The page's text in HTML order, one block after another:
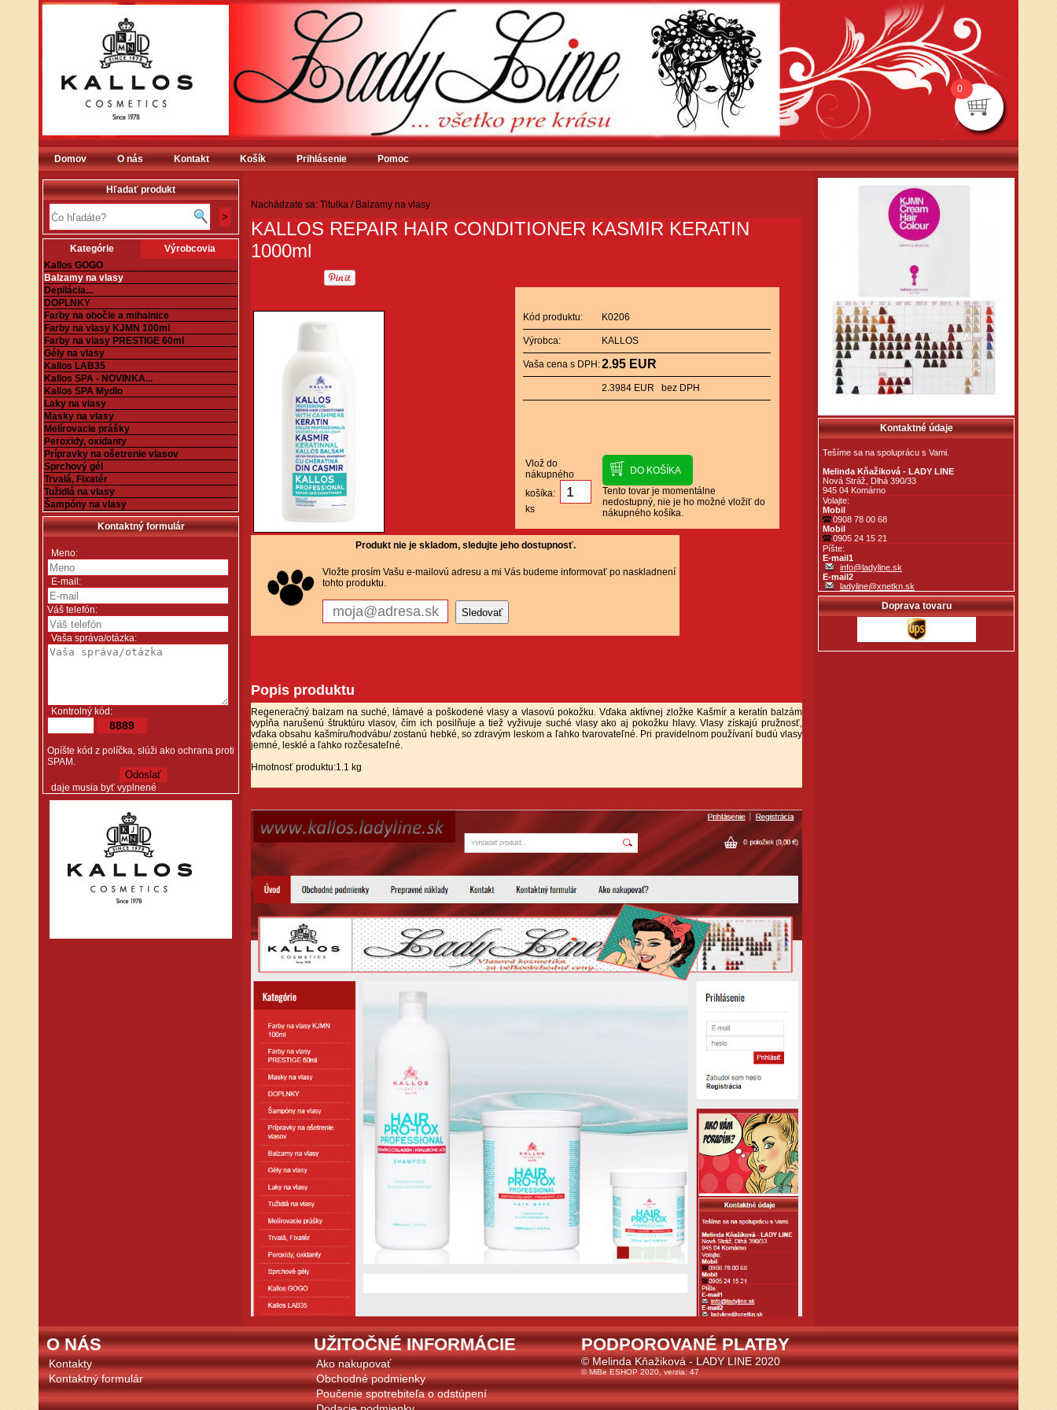
0
Domov O nás Kontakt Košík Prihlásenie Pomoc
Hľadať produkt
Kategórie
Výrobcovia
Kallos GOGO
Balzamy na vlasy
Depilácia...
DOPLNKY
Farby na obočie a mihalnice
Farby na vlasy KJMN 100ml
Farby na vlasy PRESTIGE 60ml
Gély na vlasy
Kallos LAB35
Kallos SPA - NOVINKA...
Kallos SPA Mydlo
Laky na vlasy
Masky na vlasy
Melírovacie prášky
Peroxidy, oxidanty
Prípravky na ošetrenie vlasov
Sprchový gél
Trvalá, Fixatér
Tužidlá na vlasy
Šampóny na vlasy
Kontaktný formulár
*Meno:
*E-mail:
Váš telefón:
*Vaša správa/otázka:
*Kontrolný kód:
8889
Opíšte kód z políčka, slúži ako ochrana proti
SPAM.
*daje musia byť vyplnené
Nachádzate sa: Titulka / Balzamy na vlasy
KALLOS REPAIR HAIR CONDITIONER KASMIR KERATIN
1000ml
Kód produktu: K0206
Výrobca: KALLOS
Vaša cena s DPH:2.95 EUR
2.3984 EUR bez DPH
Vlož do
nákupného
košíka:
ks
Tento tovar je momentálne
nedostupný, nie je ho možné vložiť do
nákupného košíka.
Produkt nie je skladom, sledujte jeho dostupnosť.
Vložte prosím Vašu e-mailovú adresu a mi Vás budeme informovať po naskladnení
tohto produktu.
Popis produktu
Regeneračný balzam na suché, lámavé a poškodené vlasy a vlasovú pokožku. Vďaka aktívnej zložke Kašmír a keratín balzám
vypĺňa narušenú štruktúru vlasov, čím ich posilňuje a tiež vyživuje suché vlasy ako aj pokožku hlavy. Vlasy získajú pružnosť,
vďaka obsahu kašmíru/hodvábu/ zostanú hebké, so zdravým leskom a ľahko tvarovateľné. Pri pravidelnom používaní budú vlasy
jemné, lesklé a ľahko rozčesateľné.
Hmotnosť produktu:1.1 kg
Kontaktné údaje
Tešíme sa na spoluprácu s Vami.
Melinda Kňažiková - LADY LINE
Nová Stráž, Dlhá 390/33
945 04 Komárno
Volajte:
Mobil
0908 78 00 68
Mobil
0905 24 15 21
Píšte:
E-mail1
info@ladyline.sk
E-mail2
ladyline@xnetkn.sk
Doprava tovaru
O NÁS
Kontakty
Kontaktný formulár
UŽITOČNÉ INFORMÁCIE
Ako nakupovať
Obchodné podmienky
Poučenie spotrebiteľa o odstúpení
PODPOROVANÉ PLATBY
© Melinda Kňažiková - LADY LINE 2020
© MiBe ESHOP 2020, verzia: 47